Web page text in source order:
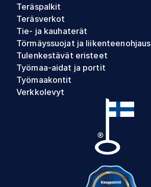
Teräspalkit
Teräsverkot
Tie- ja kauhaterät
Törmäyssuojat ja liikenteenohjaus
Tulenkestävät eristeet
Työmaa-aidat ja portit
Työmaakontit
Verkkolevyt